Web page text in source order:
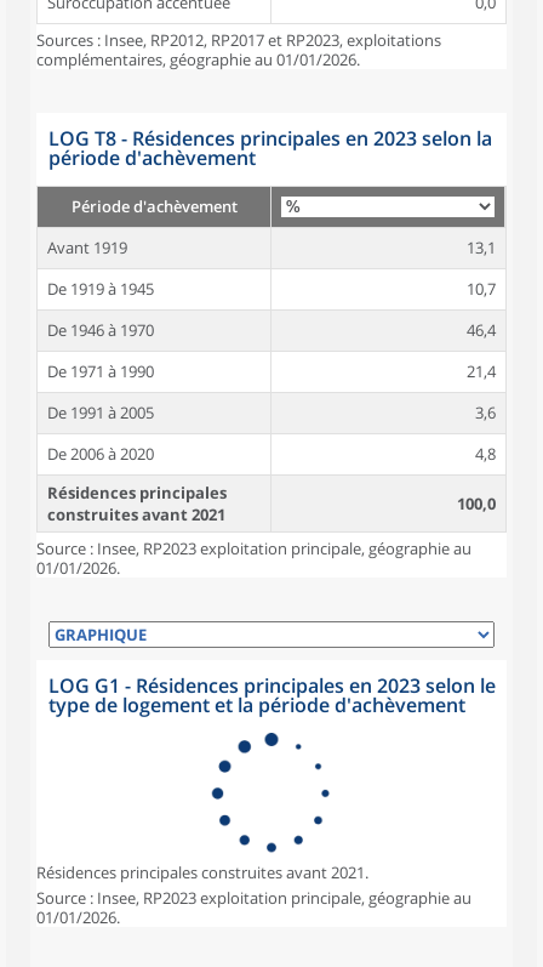
Sources : Insee, RP2012, RP2017 et RP2023, exploitations
complémentaires, géographie au 01/01/2026.
LOG T8 - Résidences principales en 2023 selon la
période d'achèvement
Période d'achèvement
Avant 1919
13,1
De 1919 à 1945
10,7
De 1946 à 1970
46,4
De 1971 à 1990
21,4
De 1991 à 2005
3,6
De 2006 à 2020
4,8
Résidences principales
construites avant 2021
100,0
Source : Insee, RP2023 exploitation principale, géographie au
01/01/2026.
LOG G1 - Résidences principales en 2023 selon le
type de logement et la période d'achèvement
Résidences principales construites avant 2021.
Source : Insee, RP2023 exploitation principale, géographie au
01/01/2026.